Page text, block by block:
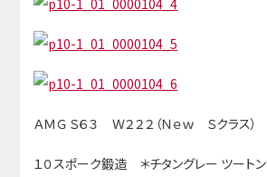
ＡＭＧ Ｓ６３ Ｗ２２２（Ｎｅｗ Ｓクラス）
１０スポーク鍛造 ＊チタングレー ツートン